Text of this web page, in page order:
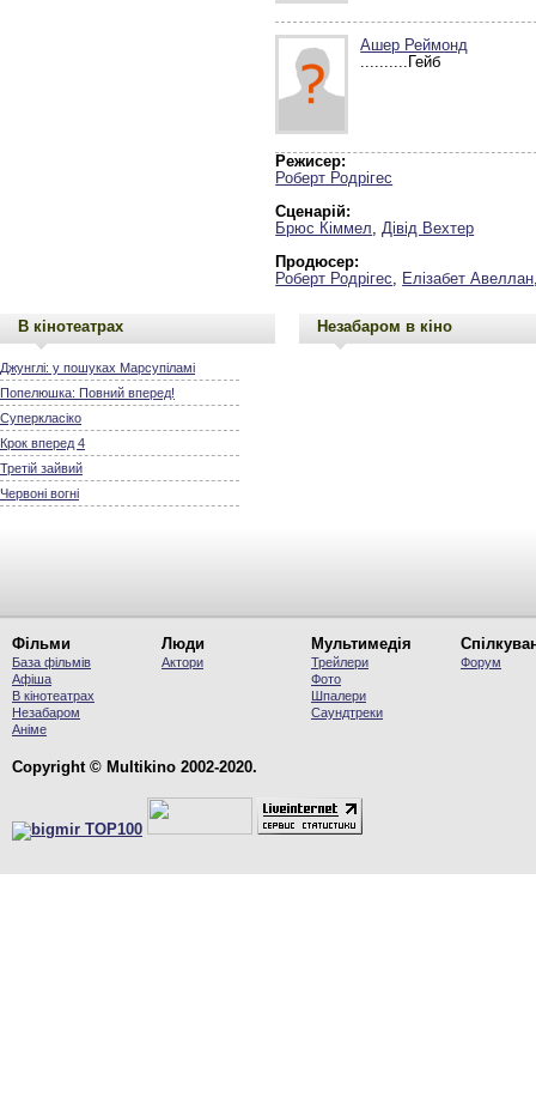
Ашер Реймонд
..........Гейб
Режисер:
Роберт Родрігес
Сценарій:
Брюс Кіммел,Дівід Вехтер
Продюсер:
Роберт Родрігес, Елізабет Авеллан
В кінотеатрах
Джунглі: у пошуках Марсупіламі
Попелюшка: Повний вперед!
Суперкласіко
Крок вперед 4
Третій зайвий
Червоні вогні
Незабаром в кіно
Фільми
База фільмів
Афіша
В кінотеатрах
Незабаром
Аніме
Люди
Актори
Мультимедія
Трейлери
Фото
Шпалери
Саундтреки
Форум
Copyright © Multikino 2002-2020.